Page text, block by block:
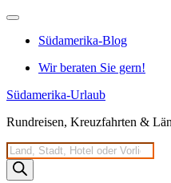
Zum
springenSüdamerika-Blog
Wir beraten Sie gern!
Südamerika-Urlaub
Rundreisen, Kreuzfahrten &
Products
search